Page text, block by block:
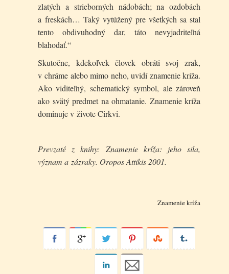
zlatých a strieborných nádobách; na ozdobách
a freskách… Taký vytúžený pre všetkých sa stal
tento obdivuhodný dar, táto nevyjadriteľná
blahodať.“
Skutočne, kdekoľvek človek obráti svoj zrak,
v chráme alebo mimo neho, uvidí znamenie kríža.
Ako viditeľný, schematický symbol, ale zároveň
ako svätý predmet na ohmatanie. Znamenie kríža
dominuje v živote Cirkvi.
Prevzaté z knihy: Znamenie kríža: jeho sila,
význam a zázraky. Oropos Attikis 2001.
Znamenie kríža